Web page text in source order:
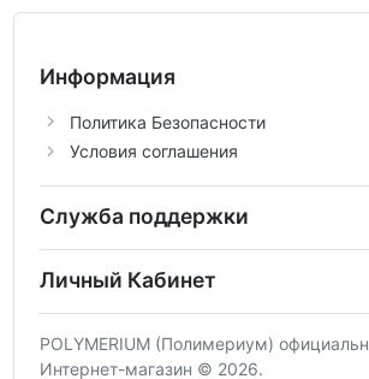
Информация
Политика Безопасности
Условия соглашения
Служба поддержки
Личный Кабинет
POLYMERIUM (Полимериум)
Интернет-магазин © 2026.